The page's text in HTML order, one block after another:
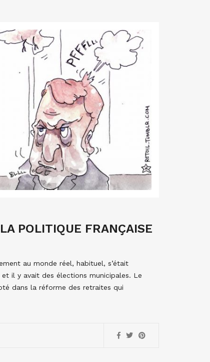
POLITIQUE FRANÇAISE
au monde réel, habituel, s’était
il y avait des élections municipales. Le
dans la réforme des retraites qui